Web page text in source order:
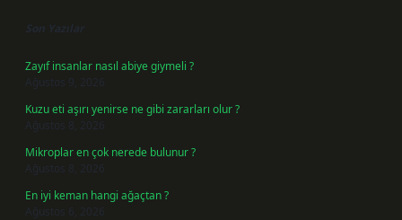
Son Yazılar
Zayıf insanlar nasıl abiye giymeli ?
Ağustos 9, 2026
Kuzu eti aşırı yenirse ne gibi zararları olur ?
Ağustos 8, 2026
Mikroplar en çok nerede bulunur ?
Ağustos 8, 2026
En iyi keman hangi ağaçtan ?
Ağustos 6, 2026